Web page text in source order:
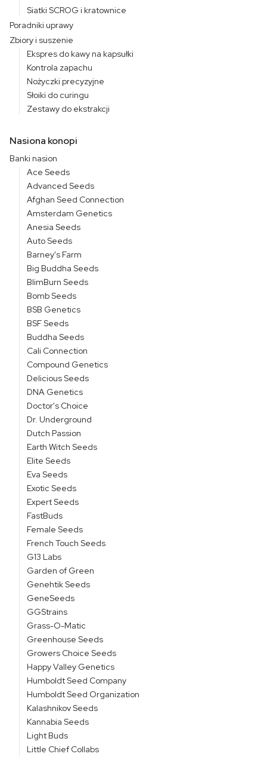
Siatki SCROG i kratownice
Poradniki uprawy
Zbiory i suszenie
Ekspres do kawy na kapsułki
Kontrola zapachu
Nożyczki precyzyjne
Słoiki do curingu
Zestawy do ekstrakcji
Nasiona konopi
Banki nasion
Ace Seeds
Advanced Seeds
Afghan Seed Connection
Amsterdam Genetics
Anesia Seeds
Auto Seeds
Barney's Farm
Big Buddha Seeds
BlimBurn Seeds
Bomb Seeds
BSB Genetics
BSF Seeds
Buddha Seeds
Cali Connection
Compound Genetics
Delicious Seeds
DNA Genetics
Doctor's Choice
Dr. Underground
Dutch Passion
Earth Witch Seeds
Elite Seeds
Eva Seeds
Exotic Seeds
Expert Seeds
FastBuds
Female Seeds
French Touch Seeds
G13 Labs
Garden of Green
Genehtik Seeds
GeneSeeds
GGStrains
Grass-O-Matic
Greenhouse Seeds
Growers Choice Seeds
Happy Valley Genetics
Humboldt Seed Company
Humboldt Seed Organization
Kalashnikov Seeds
Kannabia Seeds
Light Buds
Little Chief Collabs